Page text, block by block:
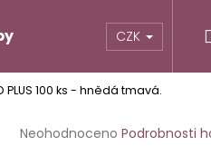
Hodnocení obchodu
CZK
100 ks - hnědá tmavá.
Průměrné
Neohodnoceno Podrobnosti